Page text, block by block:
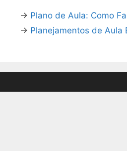
→ Plano de Aula: Como
→ Planejamentos de Aula